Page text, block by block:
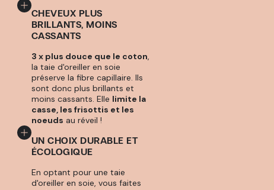
CHEVEUX PLUS
BRILLANTS, MOINS
CASSANTS
3 x plus douce que le coton,
la taie d'oreiller en soie
préserve la fibre capillaire. Ils
sont donc plus brillants et
moins cassants. Elle limite la
casse, les frisottis et les
noeuds au réveil !
UN CHOIX DURABLE ET
ÉCOLOGIQUE
En optant pour une taie
d'oreiller en soie, vous faites